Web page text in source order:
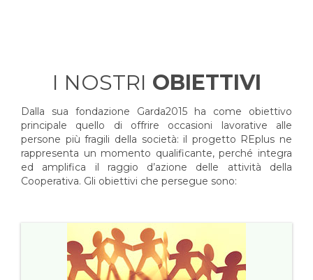
I NOSTRI OBIETTIVI
Dalla sua fondazione Garda2015 ha come obiettivo
principale quello di offrire occasioni lavorative alle
persone più fragili della società: il progetto REplus ne
rappresenta un momento qualificante, perché integra
ed amplifica il raggio d’azione delle attività della
Cooperativa. Gli obiettivi che persegue sono: